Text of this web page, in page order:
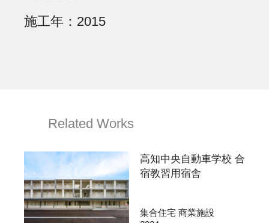
施工年
2015
Related Works
高知中央自動車学校 合
宿教習用宿舎
集合住宅 商業施設